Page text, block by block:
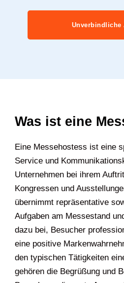
Unverbindliche
Was ist eine
Eine Messehostess ist eine
Service und
Unternehmen bei ihrem
Kongressen und
übernimmt repräsentative
Aufgaben am Messestand
dazu bei, Besucher
eine positive
den typischen Tätigkeiten
gehören die Begrüßung und